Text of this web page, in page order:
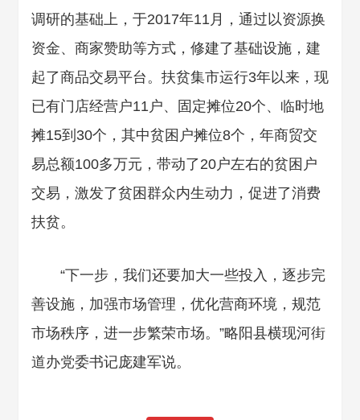
调研的基础上，于2017年11月，通过以资源换
资金、商家赞助等方式，修建了基础设施，建
起了商品交易平台。扶贫集市运行3年以来，现
已有门店经营户11户、固定摊位20个、临时地
摊15到30个，其中贫困户摊位8个，年商贸交
易总额100多万元，带动了20户左右的贫困户
交易，激发了贫困群众内生动力，促进了消费
扶贫。
“下一步，我们还要加大一些投入，逐步完
善设施，加强市场管理，优化营商环境，规范
市场秩序，进一步繁荣市场。”略阳县横现河街
道办党委书记庞建军说。